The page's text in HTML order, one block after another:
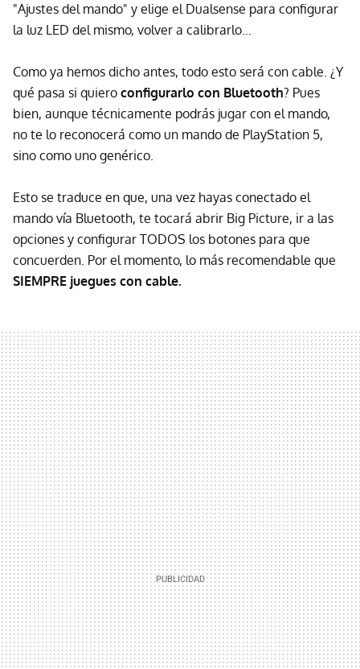
"Ajustes del mando" y elige el Dualsense para configurar
la luz LED del mismo, volver a calibrarlo...
Como ya hemos dicho antes, todo esto será con cable. ¿Y
qué pasa si quiero configurarlo con Bluetooth? Pues
bien, aunque técnicamente podrás jugar con el mando,
no te lo reconocerá como un mando de PlayStation 5,
sino como uno genérico.
Esto se traduce en que, una vez hayas conectado el
mando vía Bluetooth, te tocará abrir Big Picture, ir a las
opciones y configurar TODOS los botones para que
concuerden. Por el momento, lo más recomendable que
SIEMPRE juegues con cable.